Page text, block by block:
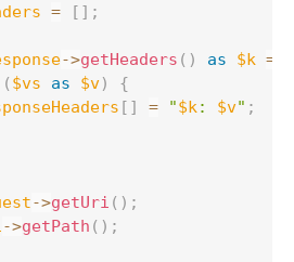
= [ ] ;
->getHeaders ( ) as $k =
( $vs as $v)
{
[ ] = "$k : $v" ;
->getUri ( ) ;
->getPath ( ) ;